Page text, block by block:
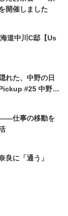
開催しました
道中川C邸【Us
れた、中野の日
#25 中野沼
——仕事の移動を
良に「通う」